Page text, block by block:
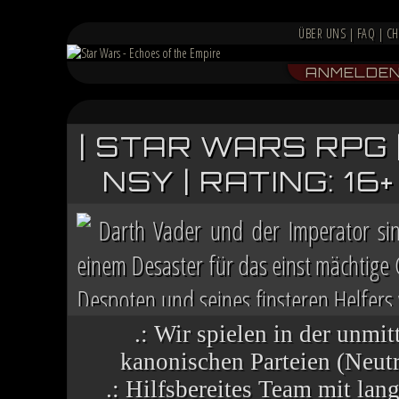
ÜBER UNS | FAQ |
| STAR WARS
NSY | RATING:
Darth Vader und der Imperator
einem Desaster für das einst
Despoten und seines finsteren
Chaos herrscht auf vielen Welten,
.: Wir spielen in der
kanonischen Parteien
.: Hilfsbereites Team mit